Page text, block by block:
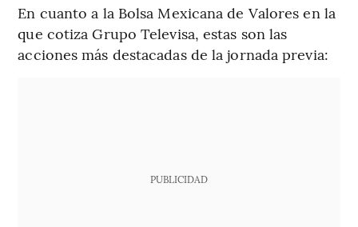
En cuanto a la Bolsa Mexicana de Valores en la
que cotiza Grupo Televisa, estas son las
acciones más destacadas de la jornada previa:
PUBLICIDAD